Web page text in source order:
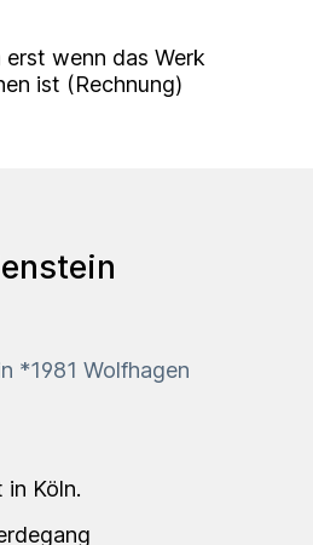
erst wenn das Werk
ist (Rechnung)
*1981 Wolfhagen
Köln.